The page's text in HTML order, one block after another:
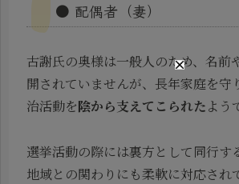
● 配偶者（妻）
古謝氏の奥様は一般人のため、名前
開されていませんが、長年家庭を守
治活動を陰から支えてこられたよう
選挙活動の際には裏方として同行す
地域との関わりにも柔軟に対応され